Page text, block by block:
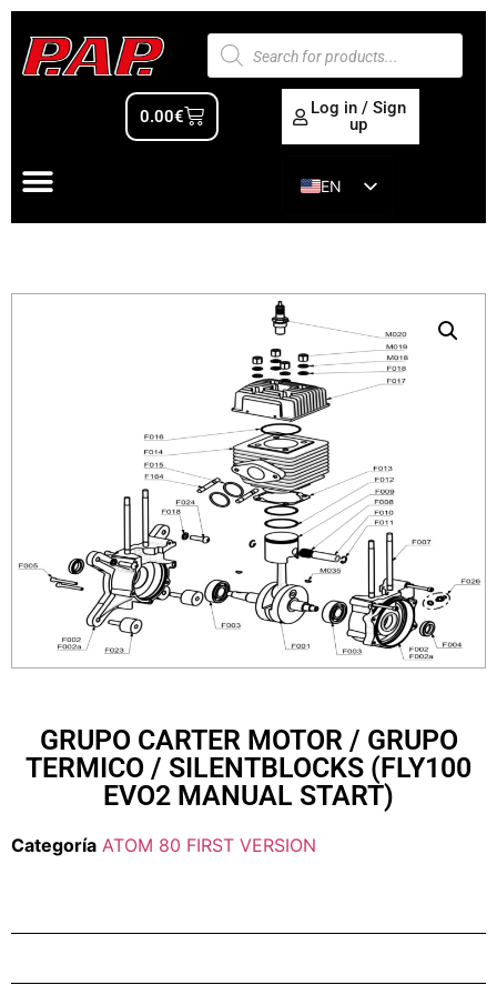
0.00€
Log in / Sign
up
EN
ES
GRUPO CARTER MOTOR / GRUPO
TERMICO / SILENTBLOCKS (FLY100
EVO2 MANUAL START)
Categoría ATOM 80 FIRST VERSION